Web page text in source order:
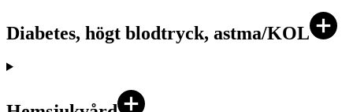
Diabetes, högt blodtryck, astma/KOL